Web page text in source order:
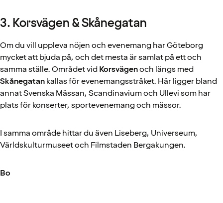
3. Korsvägen & Skånegatan
Om du vill uppleva nöjen och evenemang har Göteborg
mycket att bjuda på, och det mesta är samlat på ett och
samma ställe. Området vidKorsvägenoch längs med
Skånegatankallas för evenemangsstråket. Här ligger bland
annat Svenska Mässan, Scandinavium och Ullevi som har
plats för konserter, sportevenemang och mässor.
I samma område hittar du även Liseberg, Universeum,
Världskulturmuseet och Filmstaden Bergakungen.
Bo